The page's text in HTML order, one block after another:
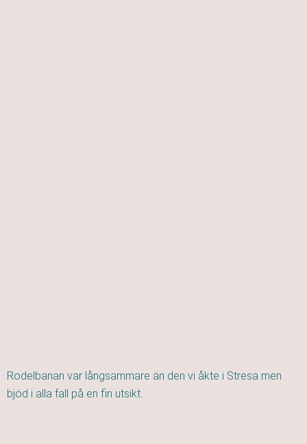
Rodelbanan var långsammare än den vi åkte i Stresa men
bjöd i alla fall på en fin utsikt.